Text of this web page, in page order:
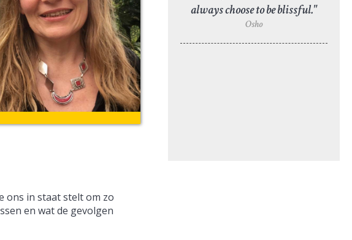
ons in staat stelt om zo
en wat de gevolgen
always choose to be blissful."
Osho